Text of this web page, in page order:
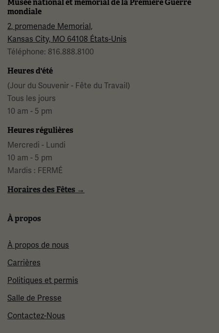
Musée national et mémorial de la Première Guerre
mondiale
2, promenade Memorial,
Kansas City, MO 64108 États-Unis
Téléphone: 816.888.8100
Heures d'été
(Jour du Souvenir - Fête du Travail)
Tous les jours
10 am - 5 pm
Heures régulières
Mercredi - Lundi
10 am - 5 pm
Mardis : FERMÉ
Horaires des Fêtes →
À propos
À propos de nous
Carrières
Politiques et permis
Salle de Presse
Contactez-Nous